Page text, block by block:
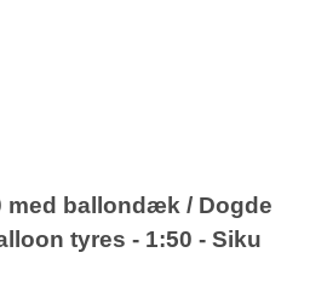
med ballondæk / Dogde
tyres - 1:50 - Siku